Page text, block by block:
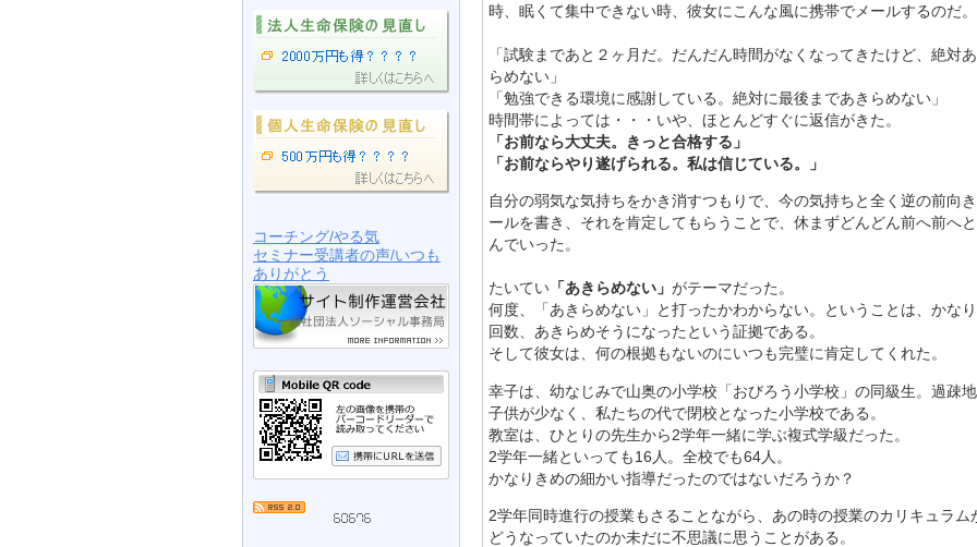
コーチング/やる気
セミナー受講者の声/いつも
ありがとう
時、眠くて集中できない時、彼女にこんな風に携帯でメールするのだ。
「試験まであと２ヶ月だ。だんだん時間がなくなってきたけど、絶対あ
らめない」
「勉強できる環境に感謝している。絶対に最後まであきらめない」
時間帯によっては・・・いや、ほとんどすぐに返信がきた。
「お前なら大丈夫。きっと合格する」
「お前ならやり遂げられる。私は信じている。」
自分の弱気な気持ちをかき消すつもりで、今の気持ちと全く逆の前向
ールを書き、それを肯定してもらうことで、休まずどんどん前へ前へ
んでいった。
たいてい 「あきらめない」 がテーマだった。
何度、「あきらめない」と打ったかわからない。ということは、かな
回数、あきらめそうになったという証拠である。
そして彼女は、何の根拠もないのにいつも完璧に肯定してくれた。
幸子は、幼なじみで山奥の小学校「おびろう小学校」の同級生。過疎
子供が少なく、私たちの代で閉校となった小学校である。
教室は、ひとりの先生から2学年一緒に学ぶ複式学級だった。
2学年一緒といっても16人。全校でも64人。
かなりきめの細かい指導だったのではないだろうか？
2学年同時進行の授業もさることながら、あの時の授業のカリキュラム
どうなっていたのか未だに不思議に思うことがある。